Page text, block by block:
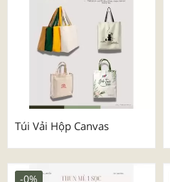
Túi Vải Hộp Canvas
-0%